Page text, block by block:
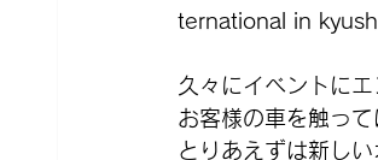
ternational in
久々にイベントに
お客様の車を触っ
とりあえずは新し